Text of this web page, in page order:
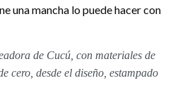
una mancha lo puede hacer con
de Cucú, con materiales de
cero, desde el diseño, estampado